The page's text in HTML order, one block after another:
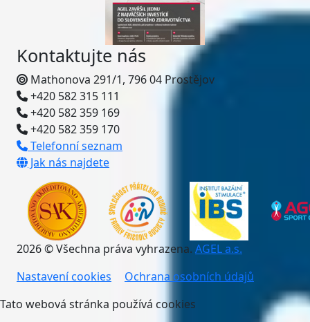
Kontaktujte nás
Mathonova 291/1, 796 04 Prostějov
+420 582 315 111
+420 582 359 169
+420 582 359 170
Telefonní seznam
Jak nás najdete
2026 © Všechna práva vyhrazena. AGEL a.s.
Nastavení cookies
Ochrana osobních údajů
Tato webová stránka používá cookies